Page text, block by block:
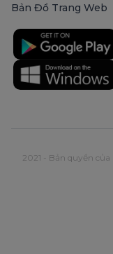
Bản Đồ Trang Web
2021 - Bản quyền